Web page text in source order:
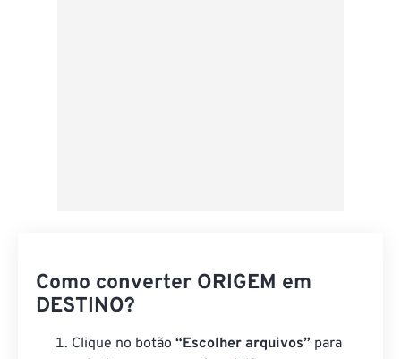
Como converter ORIGEM em
DESTINO?
Clique no botão “Escolher arquivos” para